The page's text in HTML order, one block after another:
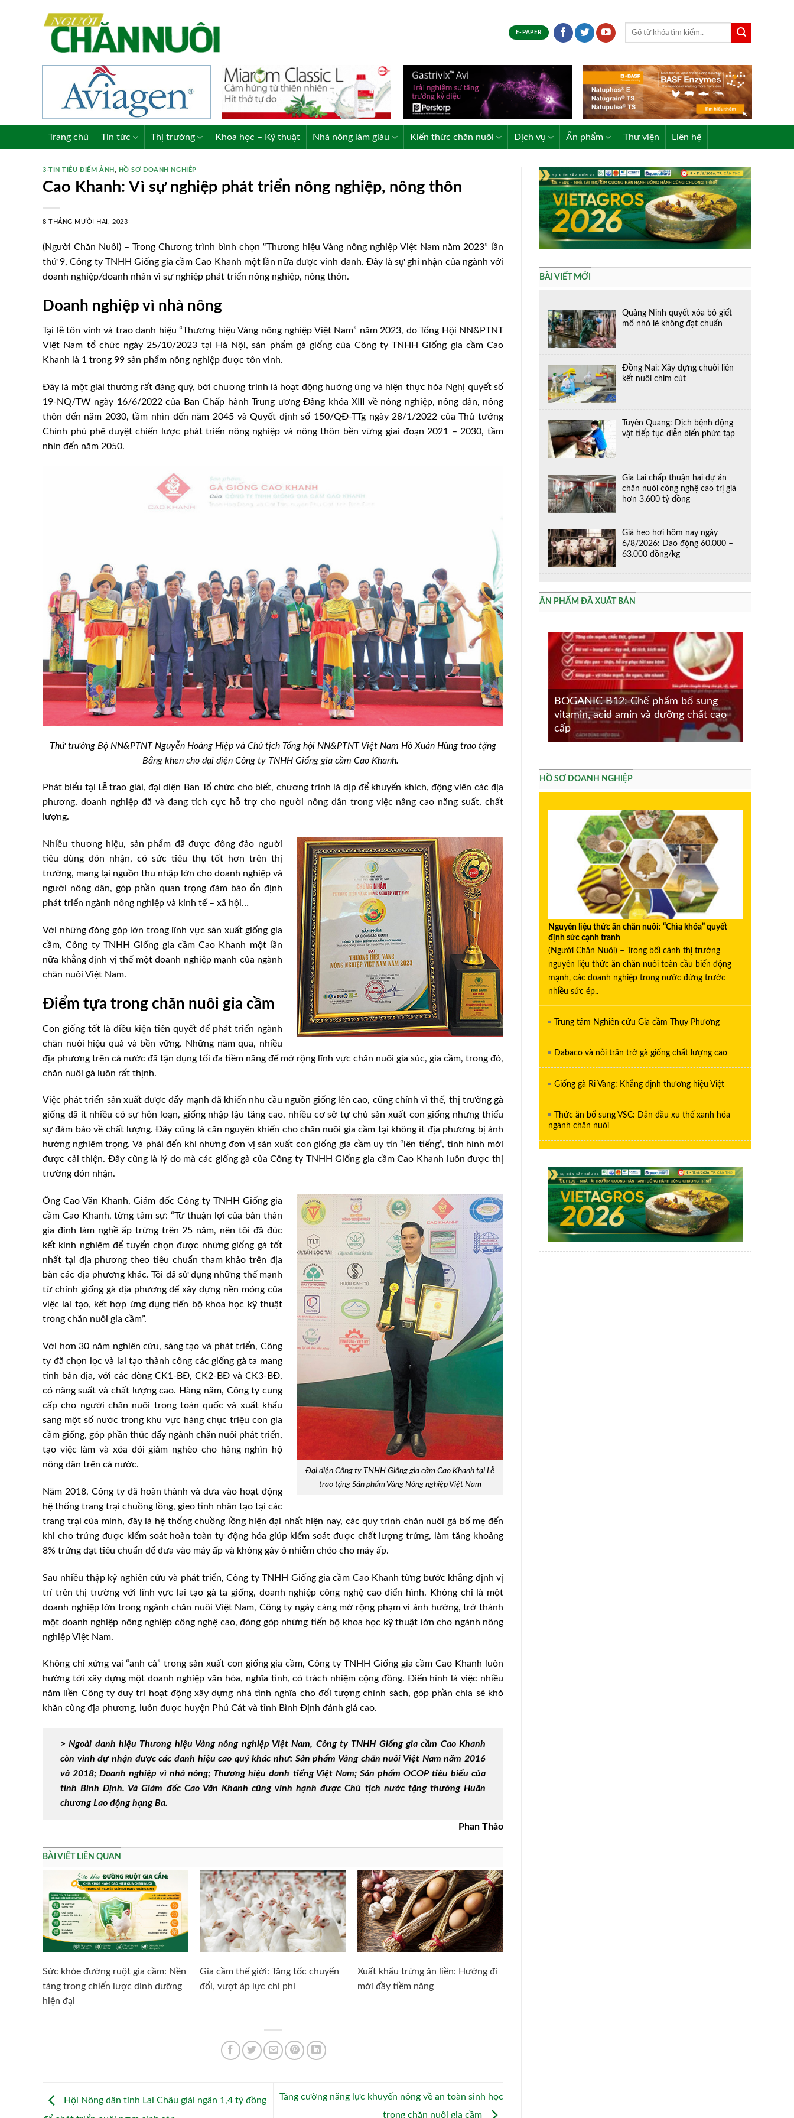
E-PAPER
Trang chủ Tin tức Thị trường Khoa học – Kỹ thuật Nhà nông làm giàu Kiến thức chăn nuôi Dịch vụ Ấn phẩm Thư viện Liên hệ
3-TIN TIÊU ĐIỂM ẢNH , HỒ SƠ DOANH NGHIỆP
Cao Khanh: Vì sự nghiệp phát triển nông nghiệp, nông thôn
8 THÁNG MƯỜI HAI, 2023
(Người Chăn Nuôi) – Trong Chương trình bình chọn “Thương hiệu Vàng nông nghiệp Việt Nam năm 2023” lần
thứ 9, Công ty TNHH Giống gia cầm Cao Khanh một lần nữa được vinh danh. Đây là sự ghi nhận của ngành với
doanh nghiệp/doanh nhân vì sự nghiệp phát triển nông nghiệp, nông thôn.
Doanh nghiệp vì nhà nông
Tại lễ tôn vinh và trao danh hiệu “Thương hiệu Vàng nông nghiệp Việt Nam” năm 2023, do Tổng Hội NN&PTNT
Việt Nam tổ chức ngày 25/10/2023 tại Hà Nội, sản phẩm gà giống của Công ty TNHH Giống gia cầm Cao
Khanh là 1 trong 99 sản phẩm nông nghiệp được tôn vinh.
Đây là một giải thưởng rất đáng quý, bởi chương trình là hoạt động hưởng ứng và hiện thực hóa Nghị quyết số
19-NQ/TW ngày 16/6/2022 của Ban Chấp hành Trung ương Đảng khóa XIII về nông nghiệp, nông dân, nông
thôn đến năm 2030, tầm nhìn đến năm 2045 và Quyết định số 150/QĐ-TTg ngày 28/1/2022 của Thủ tướng
Chính phủ phê duyệt chiến lược phát triển nông nghiệp và nông thôn bền vững giai đoạn 2021 – 2030, tầm
nhìn đến năm 2050.
Thứ trưởng Bộ NN&PTNT Nguyễn Hoàng Hiệp và Chủ tịch Tổng hội NN&PTNT Việt Nam Hồ Xuân Hùng trao tặng
Bằng khen cho đại diện Công ty TNHH Giống gia cầm Cao Khanh.
Phát biểu tại Lễ trao giải, đại diện Ban Tổ chức cho biết, chương trình là dịp để khuyến khích, động viên các địa
phương, doanh nghiệp đã và đang tích cực hỗ trợ cho người nông dân trong việc nâng cao năng suất, chất
lượng.
Nhiều thương hiệu, sản phẩm đã được đông đảo người
tiêu dùng đón nhận, có sức tiêu thụ tốt hơn trên thị
trường, mang lại nguồn thu nhập lớn cho doanh nghiệp và
người nông dân, góp phần quan trọng đảm bảo ổn định
phát triển ngành nông nghiệp và kinh tế – xã hội…
Với những đóng góp lớn trong lĩnh vực sản xuất giống gia
cầm, Công ty TNHH Giống gia cầm Cao Khanh một lần
nữa khẳng định vị thế một doanh nghiệp mạnh của ngành
chăn nuôi Việt Nam.
Điểm tựa trong chăn nuôi gia cầm
Con giống tốt là điều kiện tiên quyết để phát triển ngành
chăn nuôi hiệu quả và bền vững. Những năm qua, nhiều
địa phương trên cả nước đã tận dụng tối đa tiềm năng để mở rộng lĩnh vực chăn nuôi gia súc, gia cầm, trong đó,
chăn nuôi gà luôn rất thịnh.
Việc phát triển sản xuất được đẩy mạnh đã khiến nhu cầu nguồn giống lên cao, cũng chính vì thế, thị trường gà
giống đã ít nhiều có sự hỗn loạn, giống nhập lậu tăng cao, nhiều cơ sở tự chủ sản xuất con giống nhưng thiếu
sự đảm bảo về chất lượng. Đây cũng là căn nguyên khiến cho chăn nuôi gia cầm tại không ít địa phương bị ảnh
hưởng nghiêm trọng. Và phải đến khi những đơn vị sản xuất con giống gia cầm uy tín “lên tiếng”, tình hình mới
được cải thiện. Đây cũng là lý do mà các giống gà của Công ty TNHH Giống gia cầm Cao Khanh luôn được thị
trường đón nhận.
Đại diện Công ty TNHH Giống gia cầm Cao Khanh tại Lễ
trao tặng Sản phẩm Vàng Nông nghiệp Việt Nam
Ông Cao Văn Khanh, Giám đốc Công ty TNHH Giống gia
cầm Cao Khanh, từng tâm sự: “Từ thuận lợi của bản thân
gia đình làm nghề ấp trứng trên 25 năm, nên tôi đã đúc
kết kinh nghiệm để tuyển chọn được những giống gà tốt
nhất tại địa phương theo tiêu chuẩn tham khảo trên địa
bàn các địa phương khác. Tôi đã sử dụng những thế mạnh
từ chính giống gà địa phương để xây dựng nền móng của
việc lai tạo, kết hợp ứng dụng tiến bộ khoa học kỹ thuật
trong chăn nuôi gia cầm”.
Với hơn 30 năm nghiên cứu, sáng tạo và phát triển, Công
ty đã chọn lọc và lai tạo thành công các giống gà ta mang
tính bản địa, với các dòng CK1-BĐ, CK2-BĐ và CK3-BĐ,
có năng suất và chất lượng cao. Hàng năm, Công ty cung
cấp cho người chăn nuôi trong toàn quốc và xuất khẩu
sang một số nước trong khu vực hàng chục triệu con gia
cầm giống, góp phần thúc đẩy ngành chăn nuôi phát triển,
tạo việc làm và xóa đói giảm nghèo cho hàng nghìn hộ
nông dân trên cả nước.
Năm 2018, Công ty đã hoàn thành và đưa vào hoạt động
hệ thống trang trại chuồng lồng, gieo tinh nhân tạo tại các
trang trại của mình, đây là hệ thống chuồng lồng hiện đại nhất hiện nay, các quy trình chăn nuôi gà bố mẹ đến
khi cho trứng được kiểm soát hoàn toàn tự động hóa giúp kiểm soát được chất lượng trứng, làm tăng khoảng
8% trứng đạt tiêu chuẩn để đưa vào máy ấp và không gây ô nhiễm chéo cho máy ấp.
Sau nhiều thập kỷ nghiên cứu và phát triển, Công ty TNHH Giống gia cầm Cao Khanh từng bước khẳng định vị
trí trên thị trường với lĩnh vực lai tạo gà ta giống, doanh nghiệp công nghệ cao điển hình. Không chỉ là một
doanh nghiệp lớn trong ngành chăn nuôi Việt Nam, Công ty ngày càng mở rộng phạm vi ảnh hưởng, trở thành
một doanh nghiệp nông nghiệp công nghệ cao, đóng góp những tiến bộ khoa học kỹ thuật lớn cho ngành nông
nghiệp Việt Nam.
Không chỉ xứng vai “anh cả” trong sản xuất con giống gia cầm, Công ty TNHH Giống gia cầm Cao Khanh luôn
hướng tới xây dựng một doanh nghiệp văn hóa, nghĩa tình, có trách nhiệm cộng đồng. Điển hình là việc nhiều
năm liền Công ty duy trì hoạt động xây dựng nhà tình nghĩa cho đối tượng chính sách, góp phần chia sẻ khó
khăn cùng địa phương, luôn được huyện Phú Cát và tỉnh Bình Định đánh giá cao.
> Ngoài danh hiệu Thương hiệu Vàng nông nghiệp Việt Nam, Công ty TNHH Giống gia cầm Cao Khanh
còn vinh dự nhận được các danh hiệu cao quý khác như: Sản phẩm Vàng chăn nuôi Việt Nam năm 2016
và 2018; Doanh nghiệp vì nhà nông; Thương hiệu danh tiếng Việt Nam; Sản phẩm OCOP tiêu biểu của
tỉnh Bình Định. Và Giám đốc Cao Văn Khanh cũng vinh hạnh được Chủ tịch nước tặng thưởng Huân
chương Lao động hạng Ba.
Phan Thảo
BÀI VIẾT LIÊN QUAN
Sức khỏe đường ruột gia cầm: Nền
tảng trong chiến lược dinh dưỡng
hiện đại
Gia cầm thế giới: Tăng tốc chuyển
đổi, vượt áp lực chi phí
Xuất khẩu trứng ăn liền: Hướng đi
mới đầy tiềm năng
Hội Nông dân tỉnh Lai Châu giải ngân 1,4 tỷ đồng
Tăng cường năng lực khuyến nông về an toàn sinh học
trong chăn nuôi gia cầm
BÀI VIẾT MỚI
Quảng Ninh quyết xóa bỏ giết
mổ nhỏ lẻ không đạt chuẩn
Đồng Nai: Xây dựng chuỗi liên
kết nuôi chim cút
Tuyên Quang: Dịch bệnh động
vật tiếp tục diễn biến phức tạp
Gia Lai chấp thuận hai dự án
chăn nuôi công nghệ cao trị giá
hơn 3.600 tỷ đồng
Giá heo hơi hôm nay ngày
6/8/2026: Dao động 60.000 –
63.000 đồng/kg
ẤN PHẨM ĐÃ XUẤT BẢN
BOGANIC B12: Chế phẩm bổ sung
vitamin, acid amin và dưỡng chất cao
cấp
con lợn bị tiêu
và Môi trường
Hải Dương: Tiêm thử nghiệm vaccine
dịch tả lợn châu Phi tại Cẩm Giàng
Liên tục phát sinh nhiều ổ dịch tả lợn
châu Phi tại Vĩnh Long
HỒ SƠ DOANH NGHIỆP
Nguyên liệu thức ăn chăn nuôi: “Chìa khóa” quyết
định sức cạnh tranh
(Người Chăn Nuôi) – Trong bối cảnh thị trường
nguyên liệu thức ăn chăn nuôi toàn cầu biến động
mạnh, các doanh nghiệp trong nước đứng trước
nhiều sức ép..
Trung tâm Nghiên cứu Gia cầm Thụy Phương
Dabaco và nỗi trăn trở gà giống chất lượng cao
Giống gà Ri Vàng: Khẳng định thương hiệu Việt
Thức ăn bổ sung VSC: Dẫn đầu xu thế xanh hóa
ngành chăn nuôi